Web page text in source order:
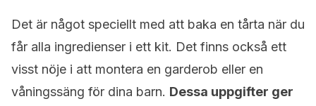
Det är något speciellt med att baka en tårta när du
får alla ingredienser i ett kit. Det finns också ett
visst nöje i att montera en garderob eller en
våningssäng för dina barn. Dessa uppgifter ger